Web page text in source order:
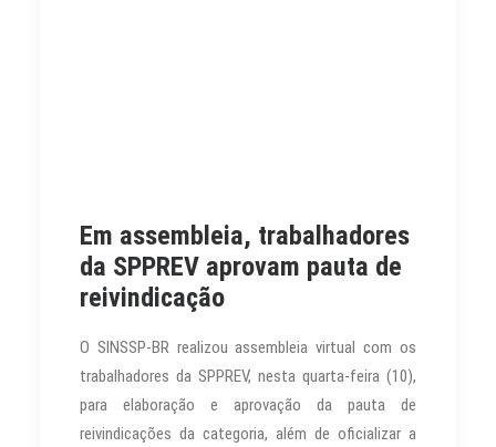
Em assembleia, trabalhadores
da SPPREV aprovam pauta de
reivindicação
O SINSSP-BR realizou assembleia virtual com os
trabalhadores da SPPREV, nesta quarta-feira (10),
para elaboração e aprovação da pauta de
reivindicações da categoria, além de oficializar a